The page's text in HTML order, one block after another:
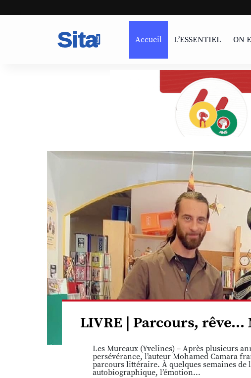
Accueil L’ESSENTIEL ON
LIVRE | Parcours,
Les Mureaux (Yvelines) – Après plusieurs
persévérance, l’auteur Mohamed Camara
parcours littéraire. À quelques semaines de
autobiographique, l’émotion...